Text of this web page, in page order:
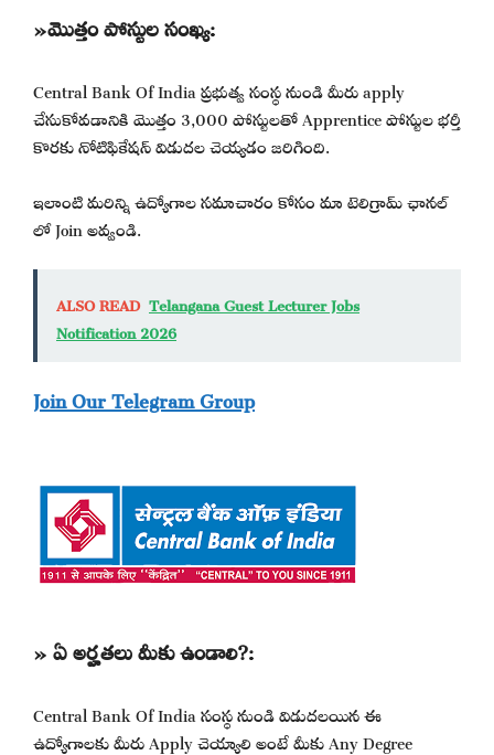
»మొత్తం పోస్టుల సంఖ్య:
Central Bank Of India ప్రభుత్వ సంస్థ నుండి మీరు apply
చేసుకోవడానికి మొత్తం 3,000 పోస్టులతో Apprentice పోస్టుల భర్తీ
కొరకు నోటిఫికేషన్ విడుదల చెయ్యడం జరిగింది.
ఇలాంటి మరిన్ని ఉద్యోగాల సమాచారం కోసం మా టెలిగ్రామ్ ఛానల్
లో Join అవ్వండి.
ALSO READ Telangana Guest Lecturer Jobs
Notification 2026
Join Our Telegram Group
» ఏ అర్హతలు మీకు ఉండాలి?:
Central Bank Of India సంస్థ నుండి విడుదలయిన ఈ
ఉద్యోగాలకు మీరు Apply చెయ్యాలి అంటే మీకు Any Degree